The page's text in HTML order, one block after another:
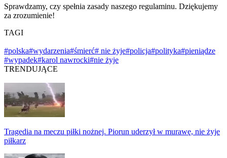
Sprawdzamy, czy spełnia zasady naszego regulaminu. Dziękujemy
za zrozumienie!
TAGI
#polska#wydarzenia#śmierć# nie żyje#policja#polityka#pieniądze
#wypadek#karol nawrocki#nie żyje
TRENDUJĄCE
Tragedia na meczu piłki nożnej. Piorun uderzył w murawę, nie żyje
piłkarz